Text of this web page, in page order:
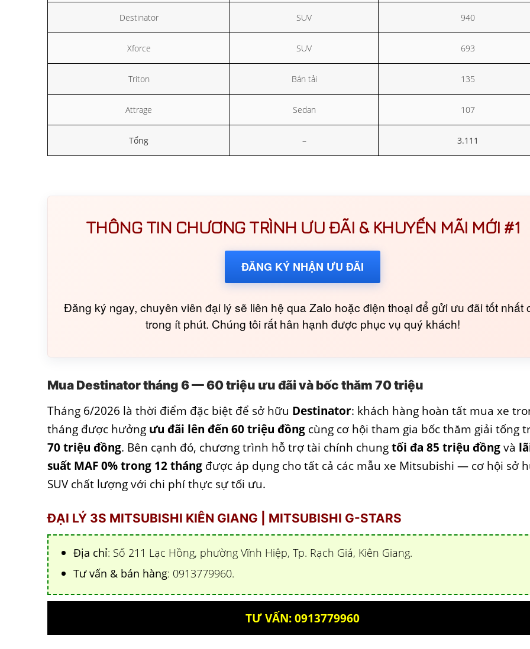
Destinator SUV 940
Xforce SUV 693
Triton Bán tải 135
Attrage Sedan 107
Tổng – 3.111
THÔNG TIN CHƯƠNG TRÌNH ƯU ĐÃI & KHUYẾN MÃI MỚI #1
ĐĂNG KÝ NHẬN ƯU ĐÃI
Đăng ký ngay, chuyên viên đại lý sẽ liên hệ qua Zalo hoặc điện thoại để gửi ưu đãi tốt nhất
trong ít phút. Chúng tôi rất hân hạnh được phục vụ quý khách!
Mua Destinator tháng 6 — 60 triệu ưu đãi và bốc thăm 70 triệu
Tháng 6/2026 là thời điểm đặc biệt để sở hữu Destinator: khách hàng hoàn tất mua xe
tháng được hưởng ưu đãi lên đến 60 triệu đồng cùng cơ hội tham gia bốc thăm giải tổng
70 triệu đồng. Bên cạnh đó, chương trình hỗ trợ tài chính chungtối đa 85 triệu đồngvà
suất MAF 0% trong 12 tháng được áp dụng cho tất cả các mẫu xe Mitsubishi — cơ hội sở
SUV chất lượng với chi phí thực sự tối ưu.
ĐẠI LÝ 3S MITSUBISHI KIÊN GIANG | MITSUBISHI G-STARS
Địa chỉ: Số 211 Lạc Hồng, phường Vĩnh Hiệp, Tp. Rạch Giá, Kiên Giang.
Tư vấn & bán hàng: 0913779960.
TƯ VẤN: 0913779960